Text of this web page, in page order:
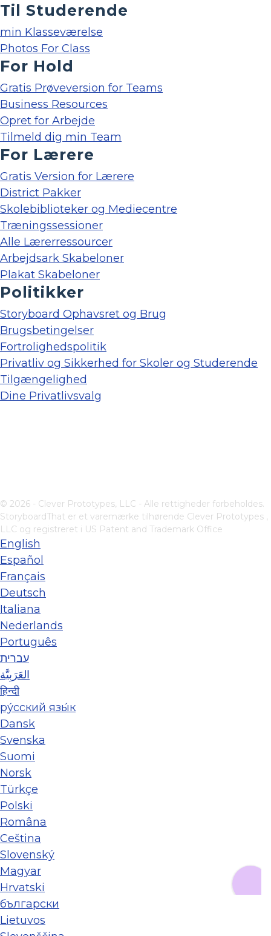
Til Studerende
min Klasseværelse
Photos For Class
For Hold
Gratis Prøveversion for Teams
Business Resources
Opret for Arbejde
Tilmeld dig min Team
For Lærere
Gratis Version for Lærere
District Pakker
Skolebiblioteker og Mediecentre
Træningssessioner
Alle Lærerressourcer
Arbejdsark Skabeloner
Plakat Skabeloner
Politikker
Storyboard Ophavsret og Brug
Brugsbetingelser
Fortrolighedspolitik
Privatliv og Sikkerhed for Skoler og Studerende
Tilgængelighed
Dine Privatlivsvalg
© 2026 - Clever Prototypes, LLC - Alle rettigheder forbeholdes.
StoryboardThat er et varemærke tilhørende Clever Prototypes ,
LLC og registreret i US Patent and Trademark Office
English
Español
Français
Deutsch
Italiana
Nederlands
Português
עברית
العَرَبِيَّة
हिन्दी
ру́сский язы́к
Dansk
Svenska
Suomi
Norsk
Türkçe
Polski
Româna
Ceština
Slovenský
Magyar
Hrvatski
български
Lietuvos